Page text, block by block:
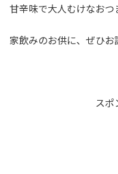
甘辛味で大人むけなおつ
家飲みのお供に、ぜひ
スポ